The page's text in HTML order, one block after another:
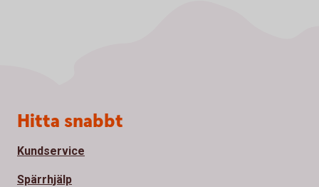
Sidfot
Hitta snabbt
Kundservice
Spärrhjälp